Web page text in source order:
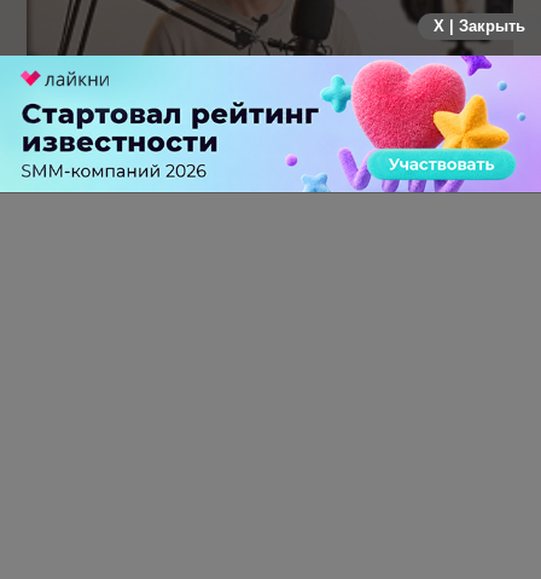
Российский рынок инфлюенс-маркетинга вошел в фазу
стагнации после нескольких лет роста
X | Закрыть